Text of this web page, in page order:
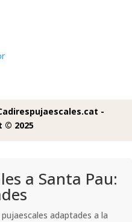
-
© 2025
a Santa Pau:
adaptades a la